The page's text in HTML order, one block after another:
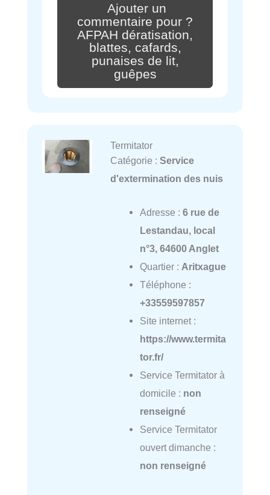
Ajouter un
commentaire pour ?
AFPAH dératisation,
blattes, cafards,
punaises de lit,
guêpes
Termitator
Catégorie : Service
d'extermination des nuis
Adresse : 6 rue de
Lestandau, local
n°3, 64600 Anglet
Quartier : Aritxague
Téléphone :
+33559597857
Site internet :
https://www.termita
tor.fr/
Service Termitator à
domicile : non
renseigné
Service Termitator
ouvert dimanche :
non renseigné